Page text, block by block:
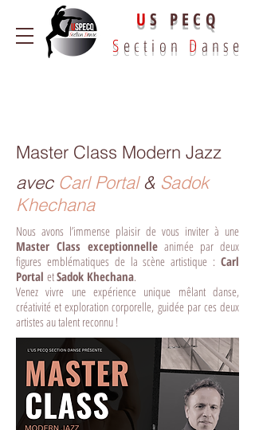
US PECQ
S ection D anse
Master Class Modern Jazz
avec Carl Portal& Sadok
Khechana
Nous avons l’immense plaisir de vous inviter à une
Master Class exceptionnelle animée par deux
figures emblématiques de la scène artistique : Carl
Portal etSadok Khechana.
Venez vivre une expérience unique mêlant danse,
créativité et exploration corporelle, guidée par ces deux
artistes au talent reconnu !